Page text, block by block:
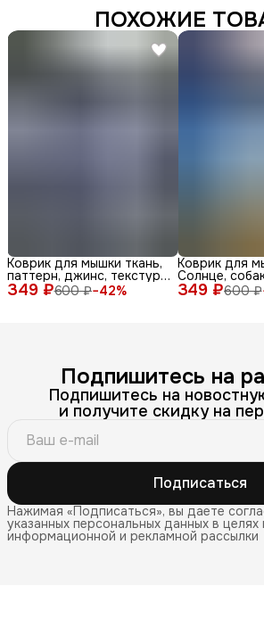
ПОХОЖИЕ
349 ₽600 ₽−42%
Коврик для мышки ткань,
паттерн, джинс, текстура,
синий, бел 349 ₽600 ₽
Коврик для
Солнце,
очки, море,
Подпишитесь на
Подпишитесь на
и получите скидку на
Подписаться
Нажимая «Подписаться», вы даете
указанных персональных данных в целях
информационной и рекламной рассылки